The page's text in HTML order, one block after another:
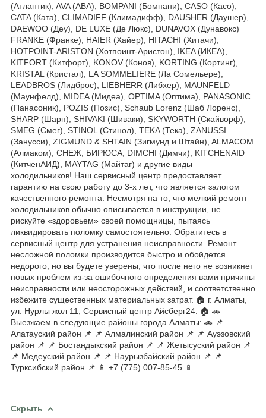
(Атлантик), AVA (АВА), BOMPANI (Бомпани), CASO (Касо),
CATA (Ката), CLIMADIFF (Климадифф), DAUSHER (Даушер),
DAEWOO (Деу), DE LUXE (Де Люкс), DUNAVOX (Дунавокс)
FRANKE (Франке), HAIER (Хайер), HITACHI (Хитачи),
HOTPOINT-ARISTON (Хотпоинт-Аристон), IKEA (ИКЕА),
KITFORT (Китфорт), KONOV (Конов), KORTING (Кортинг),
KRISTAL (Кристал), LA SOMMELIERE (Ла Сомельере),
LEADBROS (Лидброс), LIEBHERR (Либхер), MAUNFELD
(Маунфелд), MIDEA (Мидеа), OPTIMA (Оптима), PANASONIC
(Панасоник), POZIS (Позис), Schaub Lorenz (Шаб Лоренс),
SHARP (Шарп), SHIVAKI (Шиваки), SKYWORTH (Скайворф),
SMEG (Смег), STINOL (Стинол), TEKA (Тека), ZANUSSI
(Занусси), ZIGMUND & SHTAIN (Зигмунд и Штайн), ALMACOM
(Алмаком), СНЕЖ, БИРЮСА, DIMCHI (Димчи), KITCHENAID
(КитченАИД), MAYTAG (Майтаг) и другие виды
холодильников! Наш сервисный центр предоставляет
гарантию на свою работу до 3-х лет, что является залогом
качественного ремонта. Несмотря на то, что мелкий ремонт
холодильников обычно описывается в инструкции, не
рискуйте «здоровьем» своей помощницы, пытаясь
ликвидировать поломку самостоятельно. Обратитесь в
сервисный центр для устранения неисправности. Ремонт
несложной поломки производится быстро и обойдется
недорого, но вы будете уверены, что после него не возникнет
новых проблем из-за ошибочного определения вами причины
неисправности или неосторожных действий, и соответственно
избежите существенных материальных затрат. 🏠 г. Алматы,
ул. Нурлы жол 11, Сервисный центр Айсберг24. 🏠 🚗
Выезжаем в следующие районы города Алматы: 🚗 📌
Алатауский район 📌 📌 Алмалинский район 📌 📌 Ауэзовский
район 📌 📌 Бостандыкский район 📌 📌 Жетысуский район 📌
📌 Медеуский район 📌 📌 Наурызбайский район 📌 📌
Турксибский район 📌 📱 +7 (775) 007-85-45 📱
Скрыть